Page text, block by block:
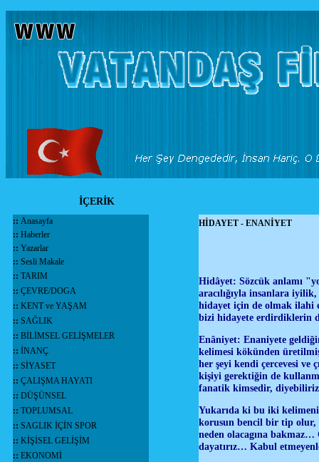
İÇERİK
:: Anasayfa
:: Haberler
:: Yazarlar
:: Sesli Makale
:: TARIM
:: ÇEVRE/DOGA
:: KENT ve YAŞAM
:: SAĞLIK
:: BİLİMSEL GELİŞMELER
:: İNANÇ
:: SİYASET
:: ÇALIŞMA HAYATI
:: DÜŞÜNSEL
:: TOPLUMSAL
:: SAGLIK İÇİN SPOR
:: KİŞİSEL GELİŞİM
:: EKONOMİ
HİDAYET - ENANİYET
Hidâyet: Sözcük anlamı
aracılığıyla insanlara
hidayet için de olmak ilahi
bizi hidayete erdirdiklerin
Enâniyet: Enaniyete
kelimesi kökünden
her şeyi kendi çercevesi
kişiyi gerektiğin de
fanatik kimsedir,
Yukarıda ki bu iki
korusun bencil bir tip olur,
neden olacagına
dayatırız… Kabul